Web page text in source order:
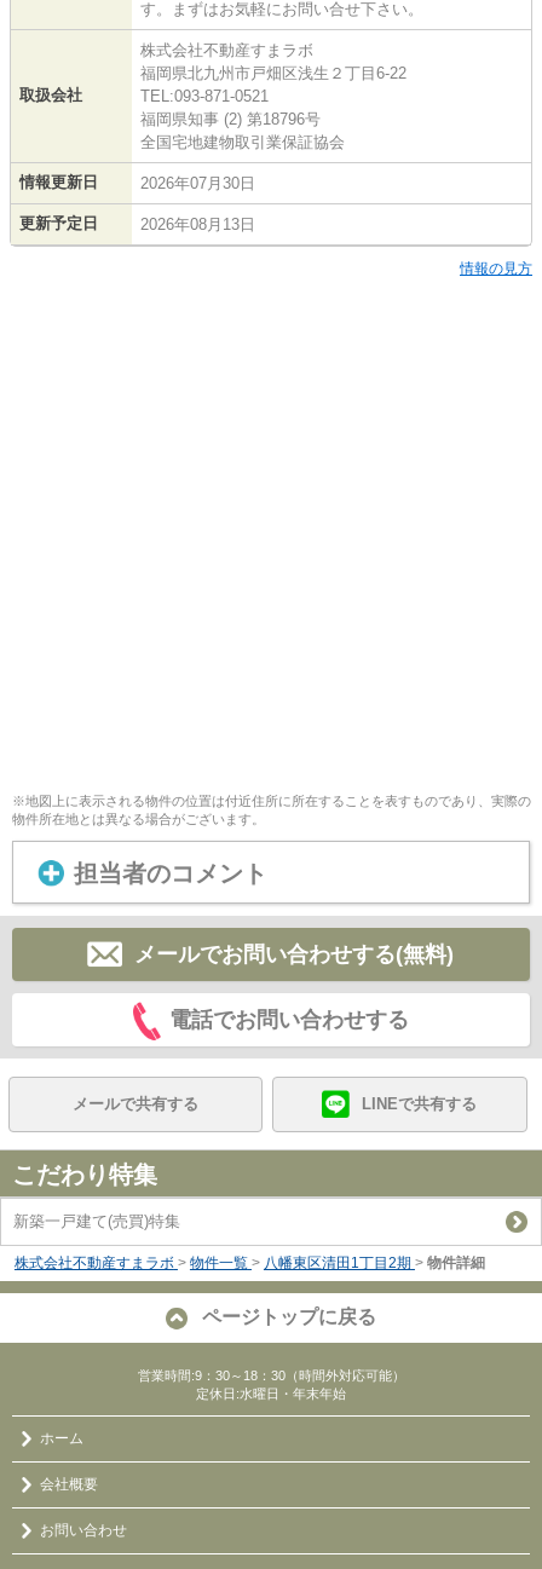
す。まずはお気軽にお問い合せ下さい。
取扱会社
株式会社不動産すまラボ
福岡県北九州市戸畑区浅生２丁目6-22
TEL:093-871-0521
福岡県知事 (2) 第18796号
全国宅地建物取引業保証協会
情報更新日 2026年07月30日
更新予定日 2026年08月13日
情報の見方
※地図上に表示される物件の位置は付近住所に所在することを表すものであり、実際の
物件所在地とは異なる場合がございます。
担当者のコメント
メールでお問い合わせする(無料)
電話でお問い合わせする
メールで共有する LINEで共有する
こだわり特集
新築一戸建て(売買)特集
株式会社不動産すまラボ > 物件一覧 > 八幡東区清田1丁目2期 > 物件詳細
ページトップに戻る
営業時間:9：30～18：30（時間外対応可能）
定休日:水曜日・年末年始
ホーム
会社概要
お問い合わせ